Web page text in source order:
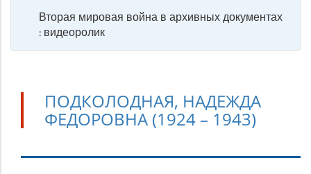
Вторая мировая война в архивных документах
: видеоролик
ПОДКОЛОДНАЯ, НАДЕЖДА
ФЕДОРОВНА (1924 – 1943)